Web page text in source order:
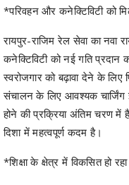
कनेक्टिविटी को नई गति
स्वरोजगार को बढ़ावा देने के
संचालन के लिए आवश्यक चार्जिंग
होने की प्रक्रिया अंतिम चरण
दिशा में महत्वपूर्ण कदम है।
*शिक्षा के क्षेत्र में विकसित हो
माध्यमिक विद्यालयों को स्मार्ट